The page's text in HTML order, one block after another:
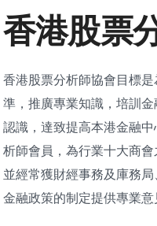
香港股票
香港股票分析師協會目標
準，推廣專業知識，培訓
認識，達致提高本港金融
析師會員，為行業十大商
並經常獲財經事務及庫務
金融政策的制定提供專業意